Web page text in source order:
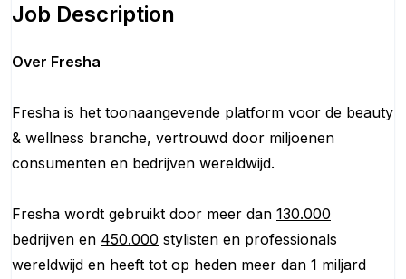
Job Description
Over Fresha
Fresha is het toonaangevende platform voor de beauty
& wellness branche, vertrouwd door miljoenen
consumenten en bedrijven wereldwijd.
Fresha wordt gebruikt door meer dan 130.000
bedrijven en 450.000 stylisten en professionals
wereldwijd en heeft tot op heden meer dan 1 miljard